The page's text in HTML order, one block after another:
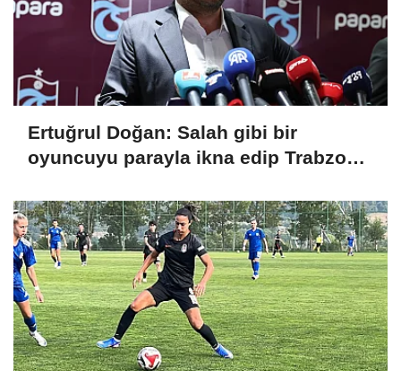
Ertuğrul Doğan: Salah gibi bir
oyuncuyu parayla ikna edip Trabzon'a